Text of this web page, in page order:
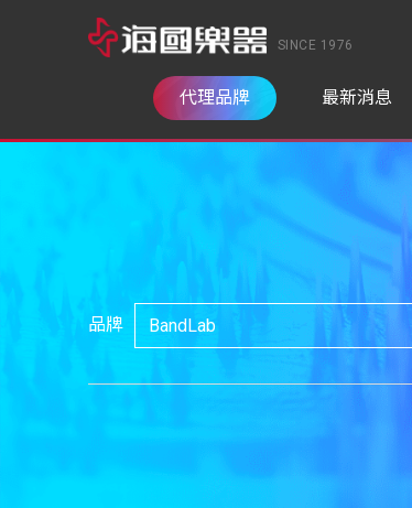
SINCE 1976
代理品牌 最新消息
品牌